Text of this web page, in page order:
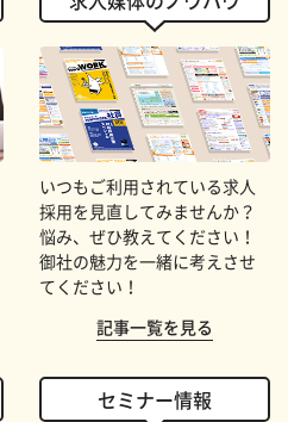
いつもご利用されている求人
採用を見直してみませんか？
悩み、ぜひ教えてください！
御社の魅力を一緒に考えさせ
てください！
記事一覧を見る
セミナー情報